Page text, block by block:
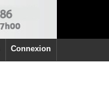
Connexion